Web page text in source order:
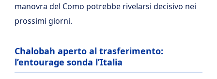
manovra del Como potrebbe rivelarsi decisivo nei
prossimi giorni.
Chalobah aperto al trasferimento:
l’entourage sonda l’Italia